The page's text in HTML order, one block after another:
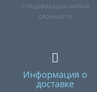
Спецификации любой
сложности
Информация о
доставке